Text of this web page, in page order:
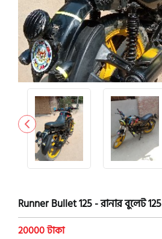
Runner Bullet 125 - রানার বুলেট 125
20000 টাকা